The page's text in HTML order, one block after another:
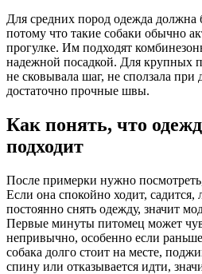
Для средних пород одежда
потому что такие собаки обычно
прогулке. Им подходят
надежной посадкой. Для крупных
не сковывала шаг, не сползала
достаточно прочные швы.
Как понять, что
подходит
После примерки нужно посмотреть,
Если она спокойно ходит, садится,
постоянно снять одежду, значит
Первые минуты питомец может
непривычно, особенно если
собака долго стоит на месте,
спину или отказывается идти,